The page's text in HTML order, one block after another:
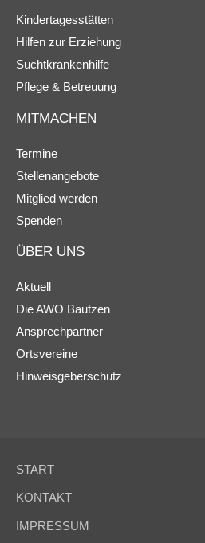
Kindertagesstätten
Hilfen zur Erziehung
Suchtkrankenhilfe
Pflege & Betreuung
MITMACHEN
Termine
Stellenangebote
Mitglied werden
Spenden
ÜBER UNS
Aktuell
Die AWO Bautzen
Ansprechpartner
Ortsvereine
Hinweisgeberschutz
START
KONTAKT
IMPRESSUM